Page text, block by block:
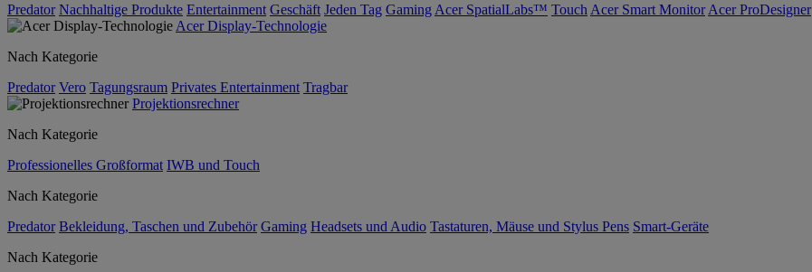
Predator Nachhaltige Produkte Entertainment Geschäft Jeden Tag Gaming Acer SpatialLabs™ Touch Acer Smart Monitor Acer ProDesigner
Acer Display-Technologie
Nach Kategorie
Predator Vero Tagungsraum Privates Entertainment Tragbar
Projektionsrechner
Nach Kategorie
Professionelles Großformat IWB und Touch
Nach Kategorie
Predator Bekleidung, Taschen und Zubehör Gaming Headsets und Audio Tastaturen, Mäuse und Stylus Pens Smart-Geräte
Nach Kategorie